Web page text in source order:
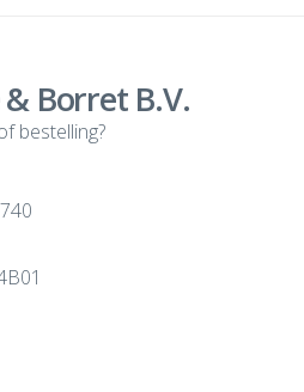
Borret B.V.
bestelling?